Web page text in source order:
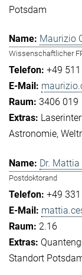
Potsdam
Maurizio
Wissenschaftlicher
+49
3406 019
Astronomie
Dr. Mattia
Postdoktorand
+49
2.16
Standort